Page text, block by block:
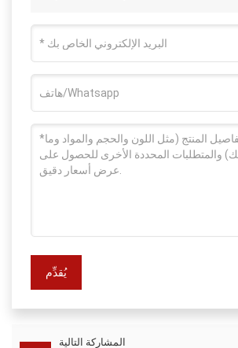
يُقدِّم
المشاركة التالية